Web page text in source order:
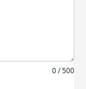
0 / 500